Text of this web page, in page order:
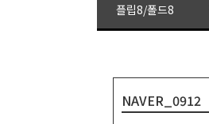
플립8/폴드8
NAVER_0912